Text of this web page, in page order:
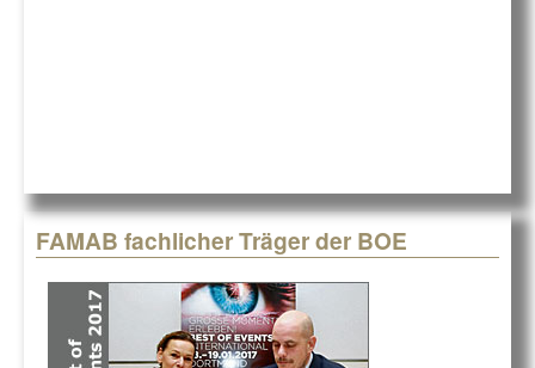
FAMAB fachlicher Träger der BOE